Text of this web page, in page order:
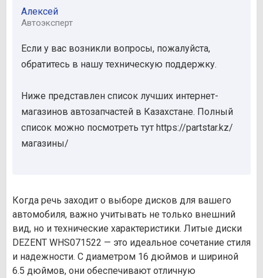
Алексей
Автоэксперт
Если у вас возникли вопросы, пожалуйста,
обратитесь в нашу техническую поддержку.
Ниже представлен список лучших интернет-
магазинов автозапчастей в Казахстане. Полный
список можно посмотреть тут https://partstar.kz/
магазины/
Когда речь заходит о выборе дисков для вашего
автомобиля, важно учитывать не только внешний
вид, но и технические характеристики. Литые диски
DEZENT WHS071522 — это идеальное сочетание стиля
и надежности. С диаметром 16 дюймов и шириной
6.5 дюймов, они обеспечивают отличную